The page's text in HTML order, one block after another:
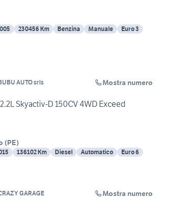
230456 Km Benzina Manuale Euro 3
AUTO srls Mostra numero
Skyactiv-D 150CV 4WD Exceed
(PE)
136102 Km Diesel Automatico Euro 6
GARAGE Mostra numero